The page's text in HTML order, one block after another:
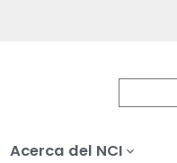
Acerca del NCI